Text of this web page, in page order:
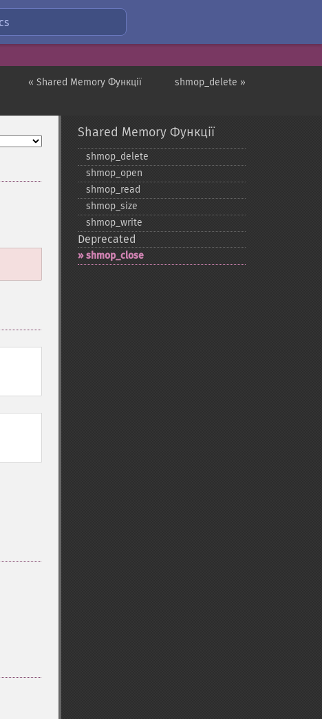
shmop_delete »
« Shared Memory Функції
Shared Memory Функції
shmop_​delete
shmop_​open
shmop_​read
shmop_​size
shmop_​write
Deprecated
shmop_​close